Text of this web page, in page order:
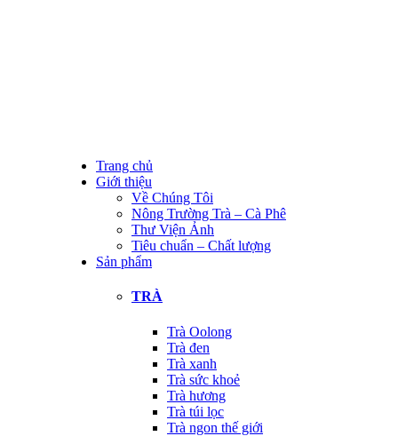
Trang chủ
Giới thiệu
Về Chúng Tôi
Nông Trường Trà – Cà Phê
Thư Viện Ảnh
Tiêu chuẩn – Chất lượng
Sản phẩm
TRÀ
Trà Oolong
Trà đen
Trà xanh
Trà sức khoẻ
Trà hương
Trà túi lọc
Trà ngon thế giới